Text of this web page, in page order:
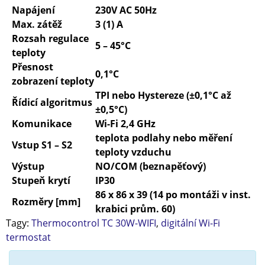
Napájení
230V AC 50Hz
Max. zátěž
3 (1) A
Rozsah regulace
teploty
5 – 45°C
Přesnost
zobrazení teploty
0,1°C
Řídicí algoritmus
TPI nebo Hystereze (±0,1°C až
±0,5°C)
Komunikace
Wi-Fi 2,4 GHz
Vstup S1 – S2
teplota podlahy nebo měření
teploty vzduchu
Výstup
NO/COM (beznapěťový)
Stupeň krytí
IP30
Rozměry [mm]
86 x 86 x 39 (14 po montáži v inst.
krabici prům. 60)
Tagy: Thermocontrol TC 30W-WIFI, digitální Wi-Fi
termostat